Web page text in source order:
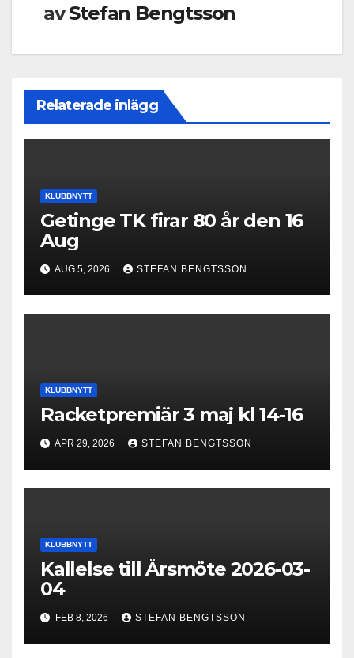
avStefan Bengtsson
Relaterade inlägg
KLUBBNYTT
Getinge TK firar 80 år den 16
Aug
AUG 5, 2026 STEFAN BENGTSSON
KLUBBNYTT
Racketpremiär 3 maj kl 14-16
APR 29, 2026 STEFAN BENGTSSON
KLUBBNYTT
Kallelse till Årsmöte 2026-03-
04
FEB 8, 2026 STEFAN BENGTSSON